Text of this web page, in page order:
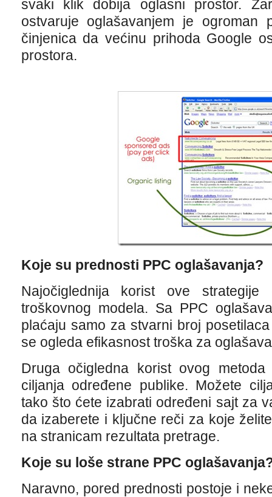
svaki klik dobija oglasni prostor.
ostvaruje oglašavanjem je
činjenica da većinu prihoda Google
prostora.
Koje su prednosti PPC oglašavanja?
Najočiglednija korist ove strategije
troškovnog modela. Sa PPC
plaćaju samo za stvarni broj
se ogleda efikasnost troška za
Druga očigledna korist ovog
ciljanja određene publike. Možete
tako što ćete izabrati određeni sajt za
da izaberete i ključne reči za koje
na stranicam rezultata pretrage.
Koje su loše strane PPC
Naravno, pored prednosti postoje i